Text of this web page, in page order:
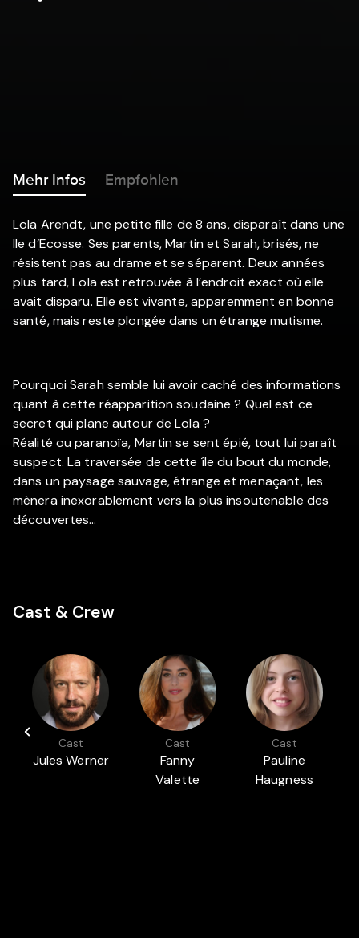
Mehr Infos Empfohlen
Lola Arendt, une petite fille de 8 ans, disparaît dans une
Ile d’Ecosse. Ses parents, Martin et Sarah, brisés, ne
résistent pas au drame et se séparent. Deux années
plus tard, Lola est retrouvée à l’endroit exact où elle
avait disparu. Elle est vivante, apparemment en bonne
santé, mais reste plongée dans un étrange mutisme.
Pourquoi Sarah semble lui avoir caché des informations
quant à cette réapparition soudaine ? Quel est ce
secret qui plane autour de Lola ?
Réalité ou paranoïa, Martin se sent épié, tout lui paraît
suspect. La traversée de cette île du bout du monde,
dans un paysage sauvage, étrange et menaçant, les
mènera inexorablement vers la plus insoutenable des
découvertes…
Cast & Crew
Cast
Jules Werner
Cast
Fanny
Valette
Cast
Pauline
Haugness